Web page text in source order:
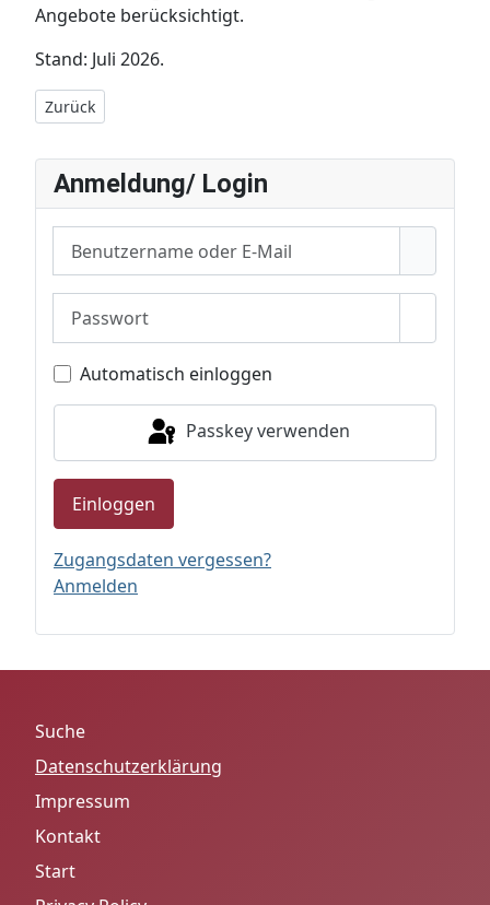
Anmeldung/ Login
Automatisch einloggen
Passkey verwenden
Einloggen
Zugangsdaten vergessen?
Anmelden
Angebote berücksichtigt.
Stand: Juli 2026.
Vorheriger Beitrag: Privacy Policy
Zurück
Suche
Datenschutzerklärung
Impressum
Kontakt
Start